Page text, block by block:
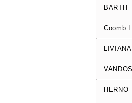
BARTH
Coomb
LIVIANA
VANDOS
HERNO